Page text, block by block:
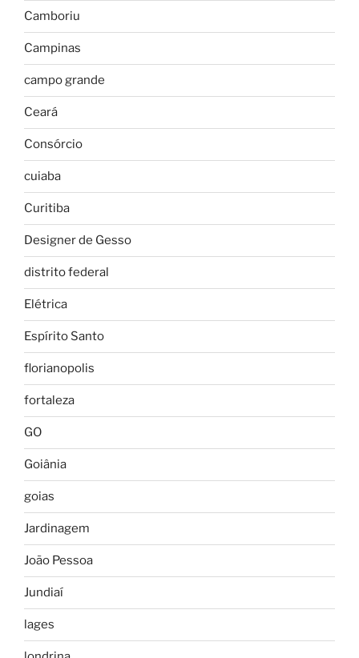
Camboriu
Campinas
campo grande
Ceará
Consórcio
cuiaba
Curitiba
Designer de Gesso
distrito federal
Elétrica
Espírito Santo
florianopolis
fortaleza
GO
Goiânia
goias
Jardinagem
João Pessoa
Jundiaí
lages